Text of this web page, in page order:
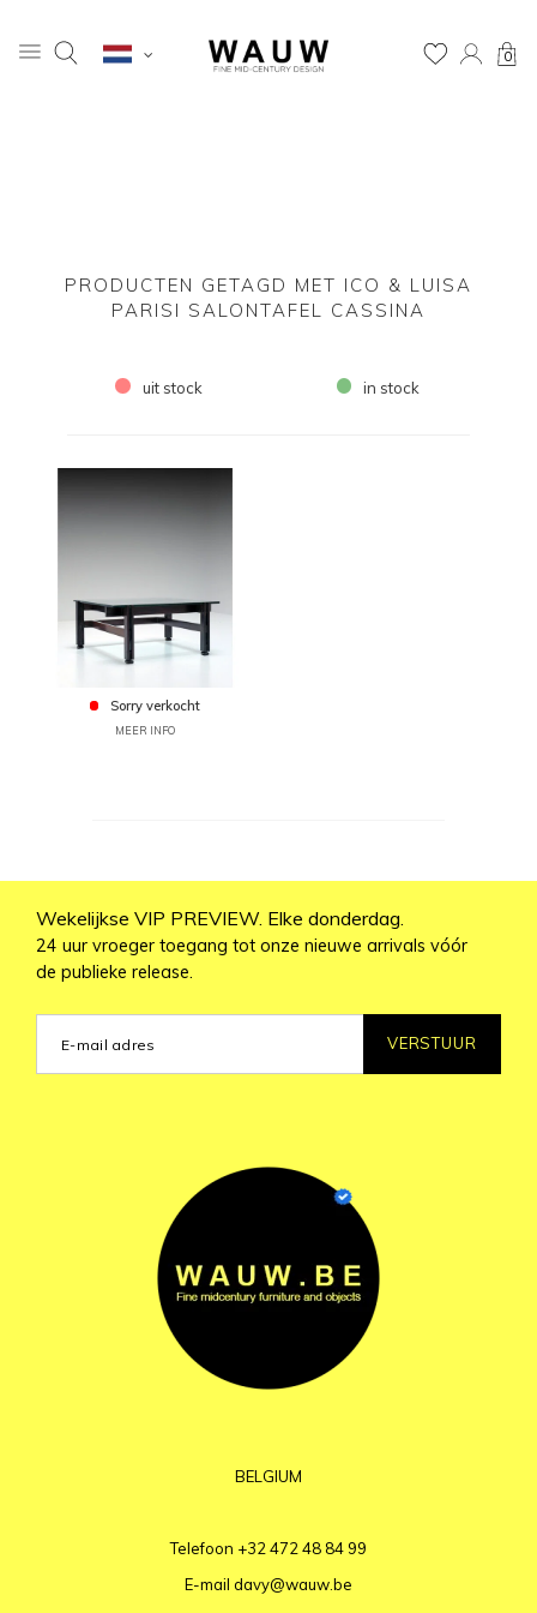
0
PRODUCTEN GETAGD MET ICO & LUISA
PARISI SALONTAFEL CASSINA
uit stock in stock
Sorry verkocht
MEER INFO
Wekelijkse VIP PREVIEW. Elke donderdag.
24 uur vroeger toegang tot onze nieuwe arrivals vóór
de publieke release.
VERSTUUR
BELGIUM
Telefoon +32 472 48 84 99
E-mail davy@wauw.be